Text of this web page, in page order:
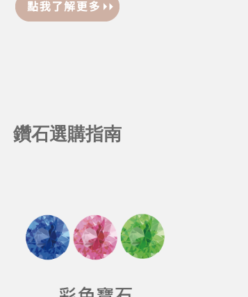
鑽石選購指南